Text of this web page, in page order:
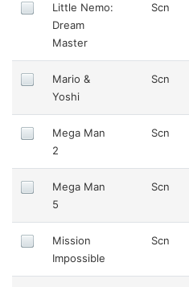
Little Nemo:
Dream
Master
Scn
Mario &
Yoshi
Scn
Mega Man
2
Scn
Mega Man
5
Scn
Mission
Impossible
Scn